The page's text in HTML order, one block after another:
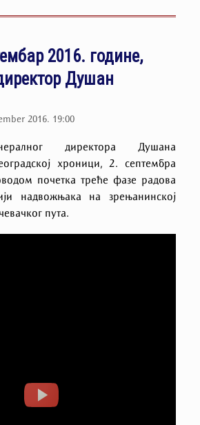
2016. године,
Душан
2016. 19:00
директора Душана
хроници, 2. септембра
почетка треће фазе радова
надвожњака на зрењанинској
пута.